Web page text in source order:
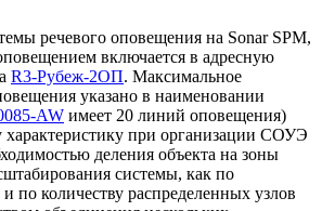
речевого оповещения на Sonar SPM,
включается в адресную
R3-Рубеж-2ОП. Максимальное
указано в наименовании
AW имеет 20 линий оповещения)
характеристику при организации СОУЭ
деления объекта на зоны
системы, как по
по количеству распределенных узлов